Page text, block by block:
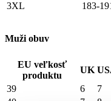
3XL
183-
Muži obuv
EU veľkosť
produktu
UK
39
6 7